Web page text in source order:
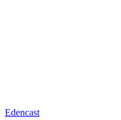
Edencast